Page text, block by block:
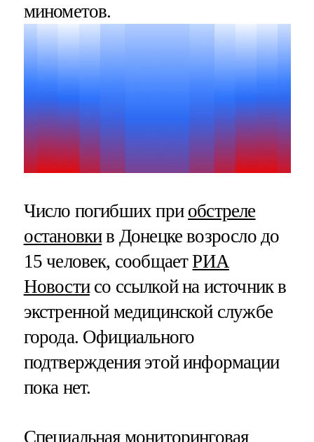
минометов.
Число погибших при обстреле
остановкив Донецке возросло до
15 человек, сообщаетРИА
Новостисо ссылкой на источник в
экстренной медицинской службе
города. Официального
подтверждения этой информации
пока нет.
Специальная мониторинговая